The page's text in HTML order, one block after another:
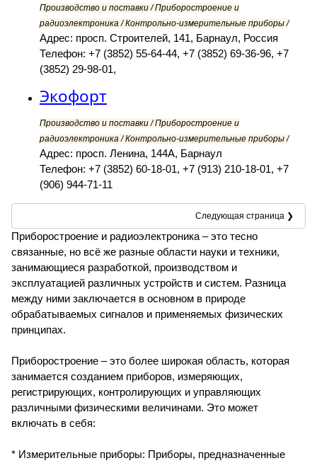
Производство и поставки / Приборостроение и
радиоэлектроника / Контрольно-измерительные приборы /
Адрес: просп. Строителей, 141, Барнаул, Россия
Телефон: +7 (3852) 55-64-44, +7 (3852) 69-36-96, +7
(3852) 29-98-01,
Экофорт
Производство и поставки / Приборостроение и
радиоэлектроника / Контрольно-измерительные приборы /
Адрес: просп. Ленина, 144А, Барнаул
Телефон: +7 (3852) 60-18-01, +7 (913) 210-18-01, +7
(906) 944-71-11
Следующая страница ❯
Приборостроение и радиоэлектроника – это тесно
связанные, но всё же разные области науки и техники,
занимающиеся разработкой, производством и
эксплуатацией различных устройств и систем. Разница
между ними заключается в основном в природе
обрабатываемых сигналов и применяемых физических
принципах.
Приборостроение – это более широкая область, которая
занимается созданием приборов, измеряющих,
регистрирующих, контролирующих и управляющих
различными физическими величинами. Это может
включать в себя:
* Измерительные приборы: Приборы, предназначенные